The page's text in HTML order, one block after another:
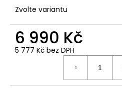
Zvolte variantu
6 990 Kč
5 777 Kč bez DPH